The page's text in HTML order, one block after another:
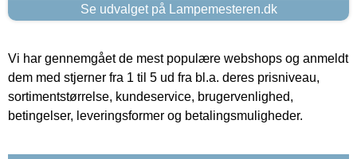
Se udvalget på Lampemesteren.dk
Vi har gennemgået de mest populære webshops og anmeldt
dem med stjerner fra 1 til 5 ud fra bl.a. deres prisniveau,
sortimentstørrelse, kundeservice, brugervenlighed,
betingelser, leveringsformer og betalingsmuligheder.